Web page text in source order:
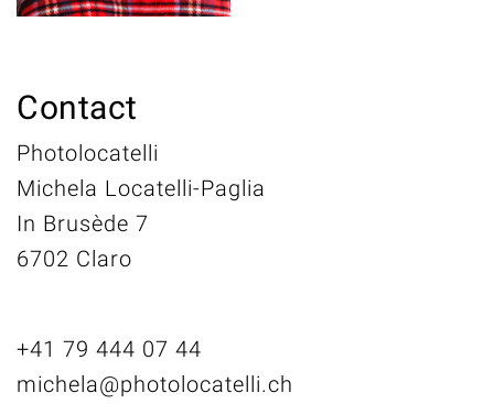
Contact
Photolocatelli
Michela Locatelli-Paglia
In Brusède 7
6702 Claro
+41 79 444 07 44
michela@photolocatelli.ch